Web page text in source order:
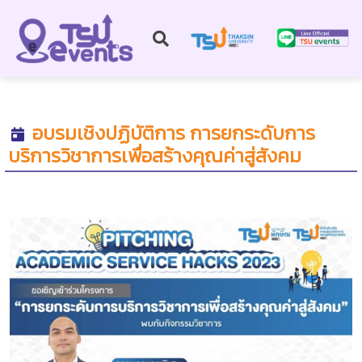
อบรมเชิงปฏิบัติการ การยกระดับการ
บริการวิชาการเพื่อสร้างคุณค่าสู่สังคม